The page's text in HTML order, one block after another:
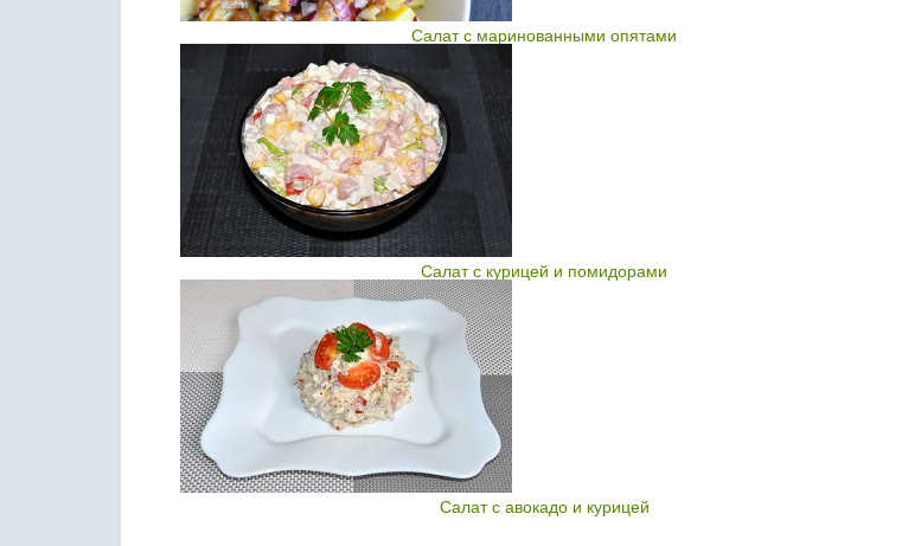
Салат с маринованными опятами
Салат с курицей и помидорами
Салат с авокадо и курицей